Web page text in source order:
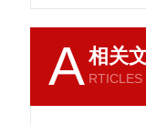
A相关
RTICLES